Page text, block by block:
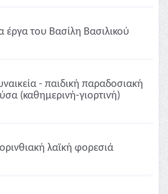
έργα του Βασίλη Βασιλικού
- παιδική παραδοσιακή
(καθημερινή-γιορτινή)
λαϊκή φορεσιά